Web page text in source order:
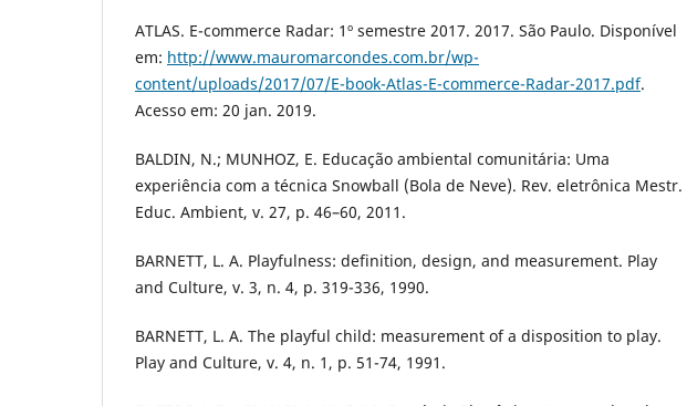
ATLAS. E-commerce Radar: 1º semestre 2017. 2017. São Paulo. Disponível
em: http://www.mauromarcondes.com.br/wp-
content/uploads/2017/07/E-book-Atlas-E-commerce-Radar-2017.pdf.
Acesso em: 20 jan. 2019.
BALDIN, N.; MUNHOZ, E. Educação ambiental comunitária: Uma
experiência com a técnica Snowball (Bola de Neve). Rev. eletrônica Mestr.
Educ. Ambient, v. 27, p. 46–60, 2011.
BARNETT, L. A. Playfulness: definition, design, and measurement. Play
and Culture, v. 3, n. 4, p. 319-336, 1990.
BARNETT, L. A. The playful child: measurement of a disposition to play.
Play and Culture, v. 4, n. 1, p. 51-74, 1991.